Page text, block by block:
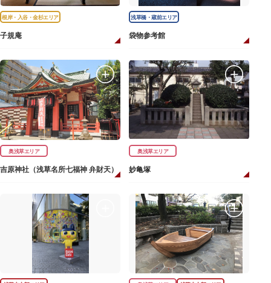
根岸・入谷・金杉エリア
子規庵
浅草橋・蔵前エリア
袋物参考館
奥浅草エリア
吉原神社（浅草名所七福神 弁財天）
奥浅草エリア
妙亀塚